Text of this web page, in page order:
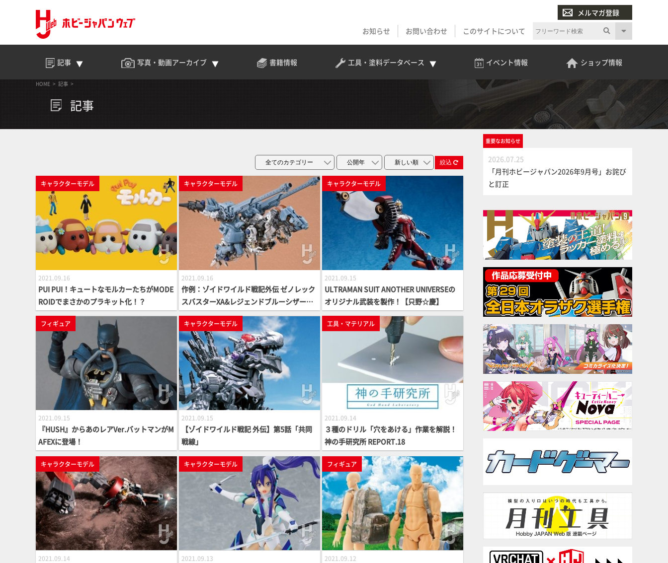
メルマガ登録
お知らせ
お問い合わせ このサイトについて
記事 写真・動画アーカイブ 書籍情報 工具・塗料データベース イベント情報 ショップ情報
HOME 記事
記事
絞込
キャラクターモデル
2021.09.16
PUI PUI！キュートなモルカーたちがMODE
ROIDでまさかのプラキット化！？
キャラクターモデル
2021.09.16
作例：ゾイドワイルド戦記外伝 ゼノレック
スバスターXA&レジェンドブルーシザース
ユニット
キャラクターモデル
2021.09.15
ULTRAMAN SUIT ANOTHER UNIVERSEの
オリジナル武装を製作！【只野☆慶】
フィギュア
2021.09.15
『HUSH』からあのレアVer.バットマンがM
AFEXに登場！
キャラクターモデル
2021.09.15
【ゾイドワイルド戦記 外伝】第5話「共同
戦線」
工具・マテリアル
2021.09.14
３種のドリル「穴をあける」作業を解説！
神の手研究所 REPORT.18
キャラクターモデル
2021.09.14
キャラクターモデル
2021.09.13
フィギュア
2021.09.12
重要なお知らせ
2026.07.25
「月刊ホビージャパン2026年9月号」お詫び
と訂正